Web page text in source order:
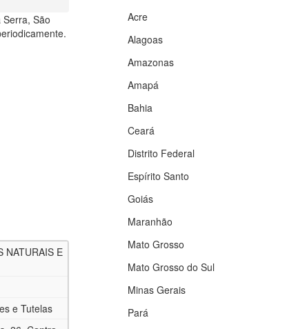
São
NATURAIS E
e Tutelas
Acre
Alagoas
Amazonas
Amapá
Bahia
Ceará
Distrito Federal
Espírito Santo
Goiás
Maranhão
Mato Grosso
Mato Grosso do Sul
Minas Gerais
Pará